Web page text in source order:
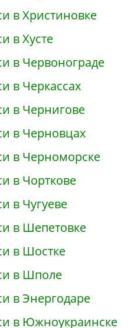
в Христиновке
в Хусте
в Червонограде
в Черкассах
в Чернигове
в Черновцах
в Черноморске
в Чорткове
в Чугуеве
в Шепетовке
в Шостке
в Шполе
в Энергодаре
в Южноукраинске